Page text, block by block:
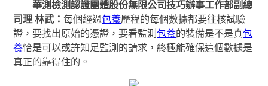
華測檢測認證團體股份無限公司技巧辦事工作部副總
司理 林武：每個經過包養歷程的每個數據都要往核試驗
證，要找出原始的憑證，要看監測包養的裝備是不是真包
養恰是可以或許知足監測的請求，終極能確保這個數據是
真正的靠得住的。